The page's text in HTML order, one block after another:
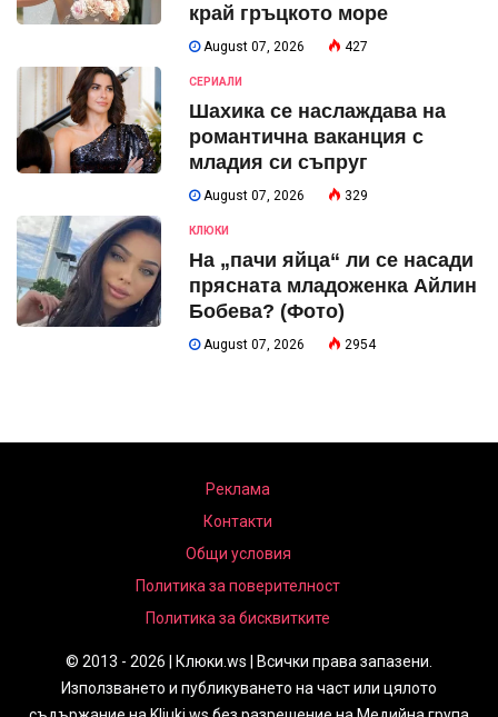
край гръцкото море
August 07, 2026 427
СЕРИАЛИ
Шахика се наслаждава на
романтична ваканция с
младия си съпруг
August 07, 2026 329
КЛЮКИ
На „пачи яйца“ ли се насади
прясната младоженка Айлин
Бобева? (Фото)
August 07, 2026 2954
Реклама
Контакти
Общи условия
Политика за поверителност
Политика за бисквитките
© 2013 - 2026 | Клюки.ws | Всички права запазени.
Използването и публикуването на част или цялото